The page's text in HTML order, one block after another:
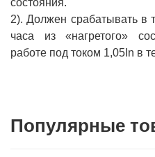
состояния.
2). Должен срабатывать в
часа из «нагретого»
работе под током 1,05In в
Популярные